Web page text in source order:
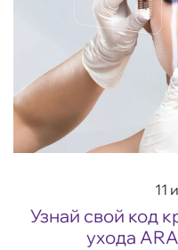
11
Узнай свой код
ухода